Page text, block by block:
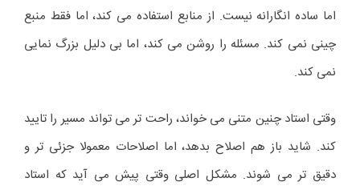
اما ساده انگارانه نیست. از منابع استفاده می کند، اما فقط منبع
چینی نمی کند. مسئله را روشن می کند، اما بی دلیل بزرگ نمایی
نمی کند.
وقتی استاد چنین متنی می خواند، راحت تر می تواند مسیر را تایید
کند. شاید باز هم اصلاح بدهد، اما اصلاحات معمولا جزئی تر و
دقیق تر می شوند. مشکل اصلی وقتی پیش می آید که استاد